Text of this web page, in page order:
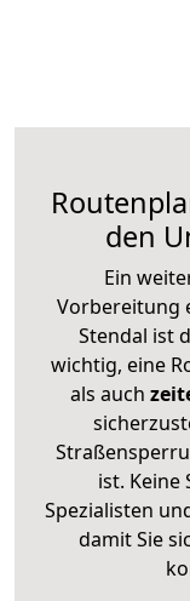
den
Ein
Vorbereitung
Stendal ist
wichtig, eine
als auch
ist. Keine
Spezialisten
damit Sie